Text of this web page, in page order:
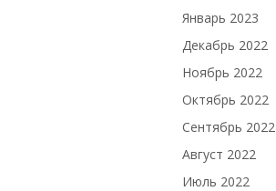
Январь 2023
Декабрь 2022
Ноябрь 2022
Октябрь 2022
Сентябрь 2022
Август 2022
Июль 2022